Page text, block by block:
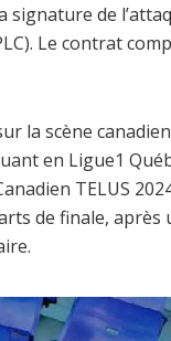
signature de
Le contrat
la scène
en Ligue1
TELUS
de finale,